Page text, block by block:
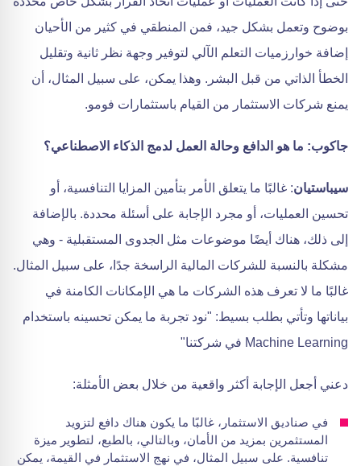
بوضوح وتعمل بشكل جيد، فمن المنطقي في كثير من الأحيان
إضافة خوارزميات التعلم الآلي لتوفير وجهة نظر ثانية وتقليل
الخطأ الذاتي من قبل البشر. وهذا يمكن، على سبيل المثال، أن
يمنع شركات الاستثمار من القيام باستثمارات فومو.
جاكوب: ما هو الدافع وحالة العمل لدمج الذكاء الاصطناعي؟
سيباستيان: غالبًا ما يتعلق الأمر بتأمين المزايا التنافسية، أو
تحسين العمليات، أو مجرد الإجابة على أسئلة محددة. بالإضافة
إلى ذلك، هناك أيضًا موضوعات مثل الجدوى المستقبلية - وهي
مشكلة بالنسبة للشركات المالية الراسخة جدًا، على سبيل المثال.
غالبًا ما لا تعرف هذه الشركات ما هي الإمكانات الكامنة في
بياناتها وتأتي بطلب بسيط: "نود تجربة ما يمكن تحسينه باستخدام
Machine Learning في شركتنا"
دعني أجعل الإجابة أكثر واقعية من خلال بعض الأمثلة:
في صناديق الاستثمار، غالبًا ما يكون هناك دافع لتزويد
المستثمرين بمزيد من الأمان، وبالتالي، بالطبع، لتطوير ميزة
تنافسية. على سبيل المثال، في نهج الاستثمار في القيمة، يمكن